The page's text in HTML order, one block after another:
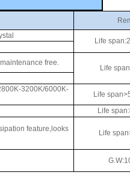
Life
free.
Life
3200K/6000K-
Life
Life
feature,looks
Life